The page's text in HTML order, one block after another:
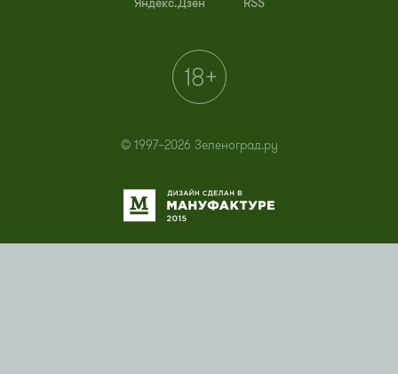
© 1997–2026 Зеленоград.ру